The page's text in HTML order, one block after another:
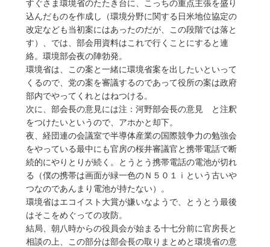
すぐさま環境省のたたき台に、こっちの重点主張を盛り
込んだものを作成し（環境分野に関する日米地位協定の
改定なども当初案にはあったのだが、この段階では落と
す）、では、部会用資料はこれで行くことにすると連
絡。環境部会夜の陣勃発。
環境省は、この案と一緒に環境省案を出したいといって
くるので、党の案を審議するのであって役所の案は政府
部内でやってくれとはねつける。
次に、部会長の意見には注：河野部会長の意見 と注釈
をつけたいというので、アホかと却下。
夜、経団連の会議室で半導体産業の国際競争力の勉強会
をやっている最中にも官房の桜井審議官と携帯電話で断
続的にやりとりが続く。とうとう携帯電話の電池が切れ
る（僕の携帯は画面が緑一色のＮ５０１ｉという古いや
つなのであんまり電池が持たない）。
環境省はエコイスト大賞が嫌いなようで、とうとう最後
はそこをめぐっての攻防。
結局、朝八時からの役員会が始まる十七分前に官房長と
相談の上、この部分は部会長の取りまとめと環境省の意